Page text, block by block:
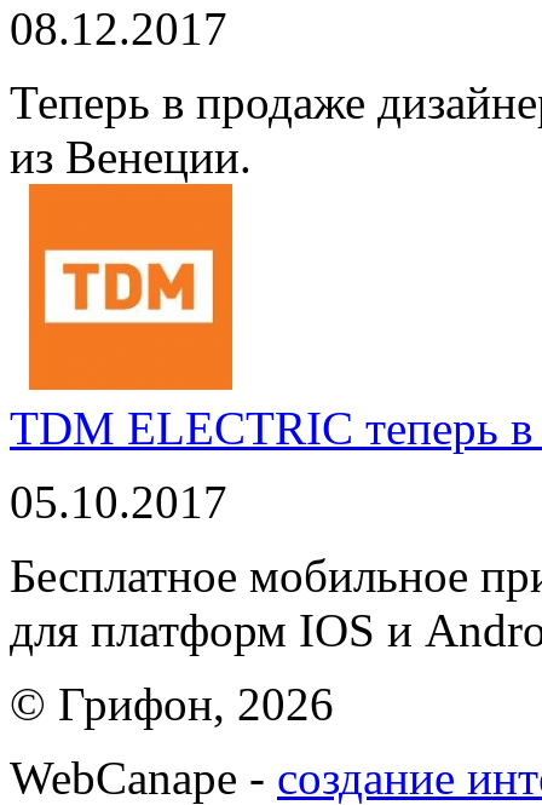
08.12.2017
Теперь в продаже
из Венеции.
TDM ELECTRIC теперь
05.10.2017
Бесплатное мобильное
для платформ IOS и
© Грифон, 2026
WebCanape - создание